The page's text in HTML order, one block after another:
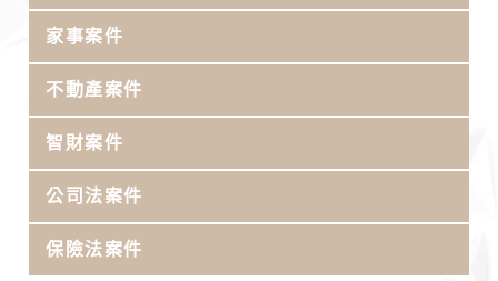
家事案件
不動產案件
智財案件
公司法案件
保險法案件